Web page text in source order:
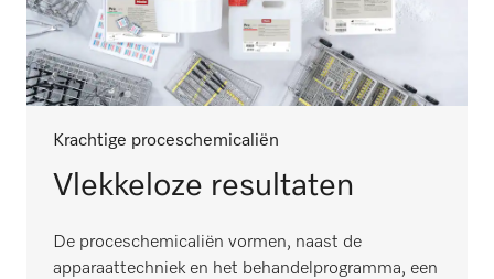
Krachtige proceschemicaliën
Vlekkeloze resultaten
De proceschemicaliën vormen, naast de
apparaattechniek en het behandelprogramma, een